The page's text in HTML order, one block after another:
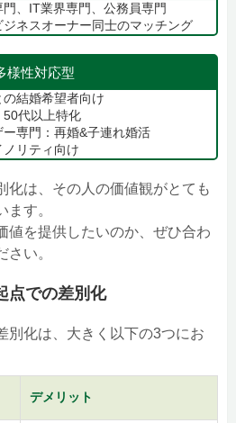
門、IT業界専門、公務員専門
ジネスオーナー同士のマッチング
様性対応型
の結婚希望者向け
50代以上特化
ー専門：再婚&子連れ婚活
ノリティ向け
化は、その人の価値観がとても
す。
値を提供したいのか、ぜひ合わ
い。
点での差別化
別化は、大きく以下の3つにお
デメリット